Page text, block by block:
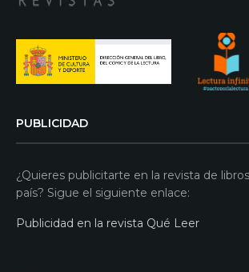
PUBLICIDAD
¿Quieres publicitarte en la revista de
país? Sigue el siguiente enlace:
Publicidad en la revista Qué Leer